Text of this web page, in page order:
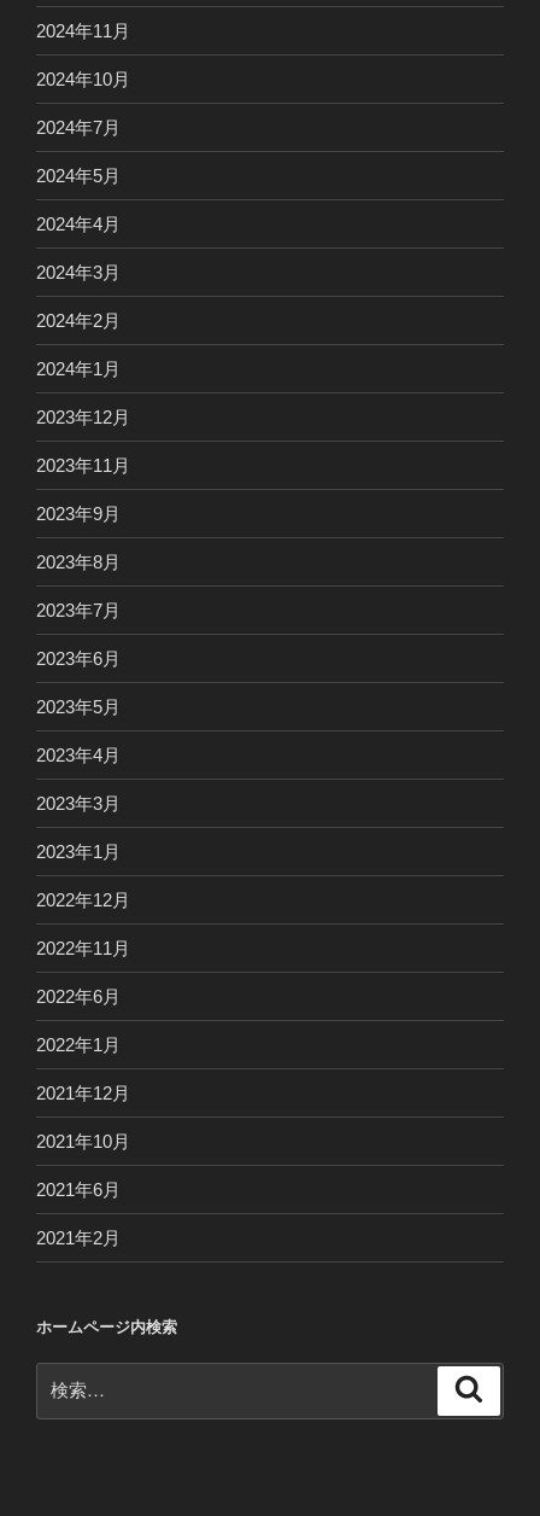
2024年11月
2024年10月
2024年7月
2024年5月
2024年4月
2024年3月
2024年2月
2024年1月
2023年12月
2023年11月
2023年9月
2023年8月
2023年7月
2023年6月
2023年5月
2023年4月
2023年3月
2023年1月
2022年12月
2022年11月
2022年6月
2022年1月
2021年12月
2021年10月
2021年6月
2021年2月
ホームページ内検索
索: